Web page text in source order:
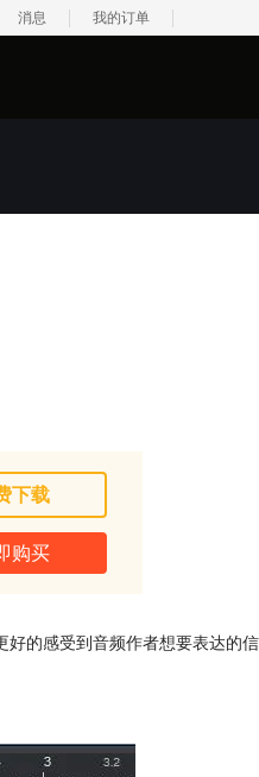
消息 我的订单
下载
购买
好的感受到音频作者想要表达的信